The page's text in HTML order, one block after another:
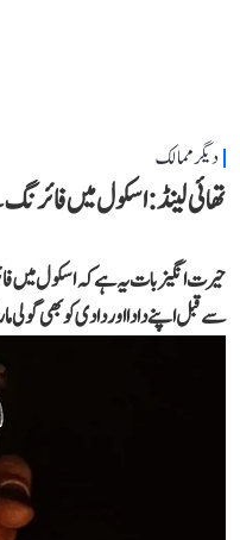
دیگر ممالک
تھائی لینڈ: اسکول میں فائرنگ سے 8 لوگوں کی موت، 15
حیرت انگیز بات یہ ہے کہ اسکول میں
سے قبل اپنے دادا اور دادی کو بھی